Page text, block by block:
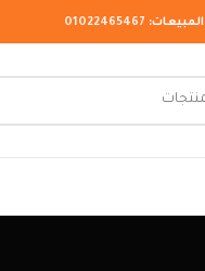
المبيعات: 01022465467